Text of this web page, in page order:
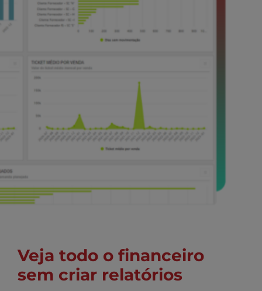
Veja todo o financeiro
sem criar relatórios